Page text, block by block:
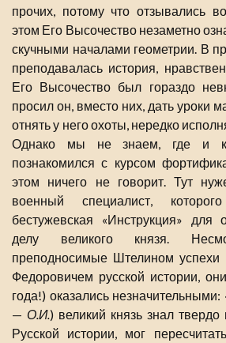
прочих, потому что отзывались
этом Его Высочество незаметно
скучными началами геометрии. В
преподавалась история,
Его Высочество был гораздо
просил он, вместо них, дать уроки
отнять у него охоты, нередко
Однако мы не знаем, где и
познакомился с курсом
этом ничего не говорит. Тут
военный специалист,
бестужевская «Инструкция» для
делу великого князя.
преподносимые Штелином успехи
Федоровичем русской истории,
года!) оказались незначительными:
— О.И.) великий князь знал
Русской истории, мог